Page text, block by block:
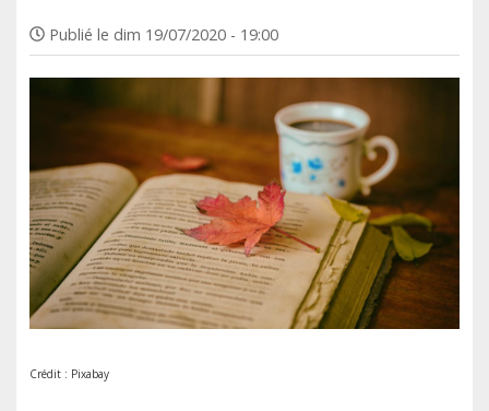
Publié le dim 19/07/2020 - 19:00
Crédit : Pixabay